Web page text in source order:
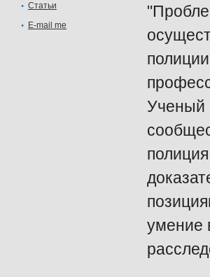
Статьи
E-mail me
Ученый
умение